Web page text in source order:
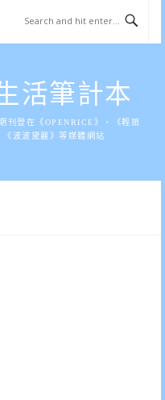
活筆計本
刊登在《OPENRICE》、《輕旅
波波黛麗》等媒體網站